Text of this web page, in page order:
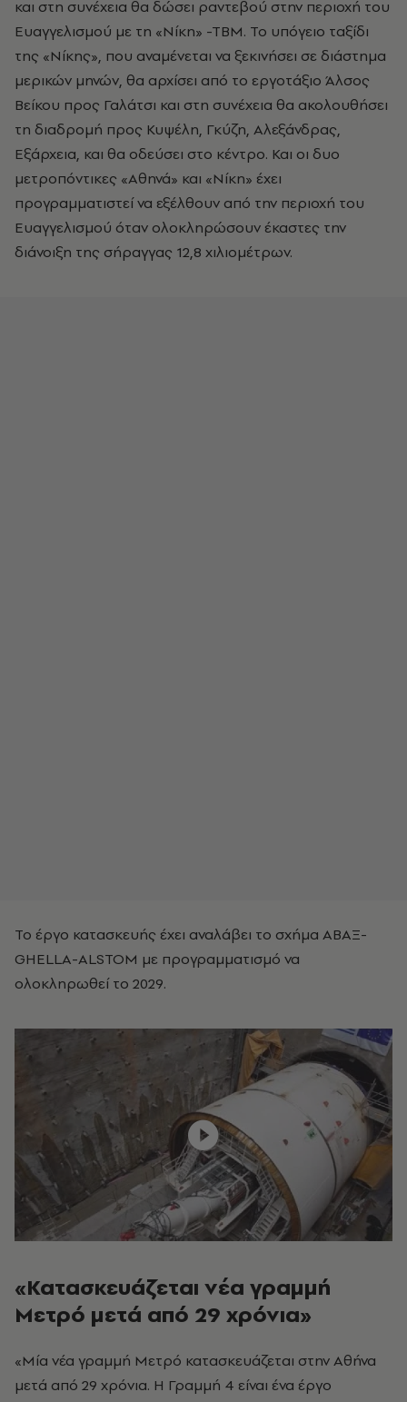
και στη συνέχεια θα δώσει ραντεβού στην περιοχή του
Ευαγγελισμού με τη «Νίκη» -ΤΒΜ. Το υπόγειο ταξίδι
της «Νίκης», που αναμένεται να ξεκινήσει σε διάστημα
μερικών μηνών, θα αρχίσει από το εργοτάξιο Άλσος
Βείκου προς Γαλάτσι και στη συνέχεια θα ακολουθήσει
τη διαδρομή προς Κυψέλη, Γκύζη, Αλεξάνδρας,
Εξάρχεια, και θα οδεύσει στο κέντρο. Και οι δυο
μετροπόντικες «Αθηνά» και «Νίκη» έχει
προγραμματιστεί να εξέλθουν από την περιοχή του
Ευαγγελισμού όταν ολοκληρώσουν έκαστες την
διάνοιξη της σήραγγας 12,8 χιλιομέτρων.
Το έργο κατασκευής έχει αναλάβει το σχήμα ΑΒΑΞ-
GHELLA-ALSTOM με προγραμματισμό να
ολοκληρωθεί το 2029.
«Κατασκευάζεται νέα γραμμή
Μετρό μετά από 29 χρόνια»
«Μία νέα γραμμή Μετρό κατασκευάζεται στην Αθήνα
μετά από 29 χρόνια. Η Γραμμή 4 είναι ένα έργο